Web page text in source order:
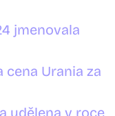
jmenovala
cena Urania za